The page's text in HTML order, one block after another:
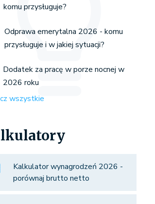
komu przysługuje?
Odprawa emerytalna 2026 - komu
przysługuje i w jakiej sytuacji?
Dodatek za pracę w porze nocnej w
2026 roku
wszystkie
Kalkulator wynagrodzeń 2026 -
porównaj brutto netto